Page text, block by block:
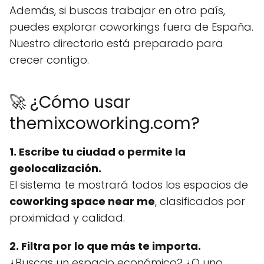
Además, si buscas trabajar en otro país,
puedes explorar coworkings fuera de España.
Nuestro directorio está preparado para
crecer contigo.
🚀 ¿Cómo usar
themixcoworking.com?
1. Escribe tu ciudad o permite la
geolocalización.
El sistema te mostrará todos los espacios de
coworking space near me, clasificados por
proximidad y calidad.
2. Filtra por lo que más te importa.